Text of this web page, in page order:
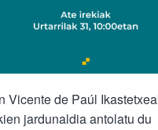
Vicente de Paúl
jardunaldia antolatu du